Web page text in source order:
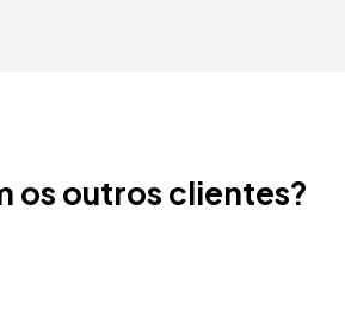
os outros clientes?